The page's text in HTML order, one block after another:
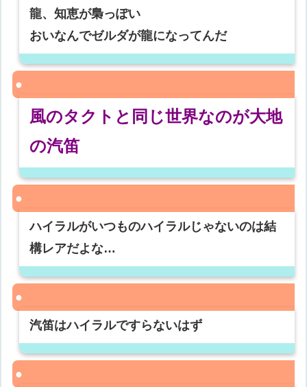
龍、知恵が梟っぽい
おいなんでゼルダが龍になってんだ
風のタクトと同じ世界なのが大地
の汽笛
ハイラルがいつものハイラルじゃないのは結
構レアだよな…
汽笛はハイラルですらないはず